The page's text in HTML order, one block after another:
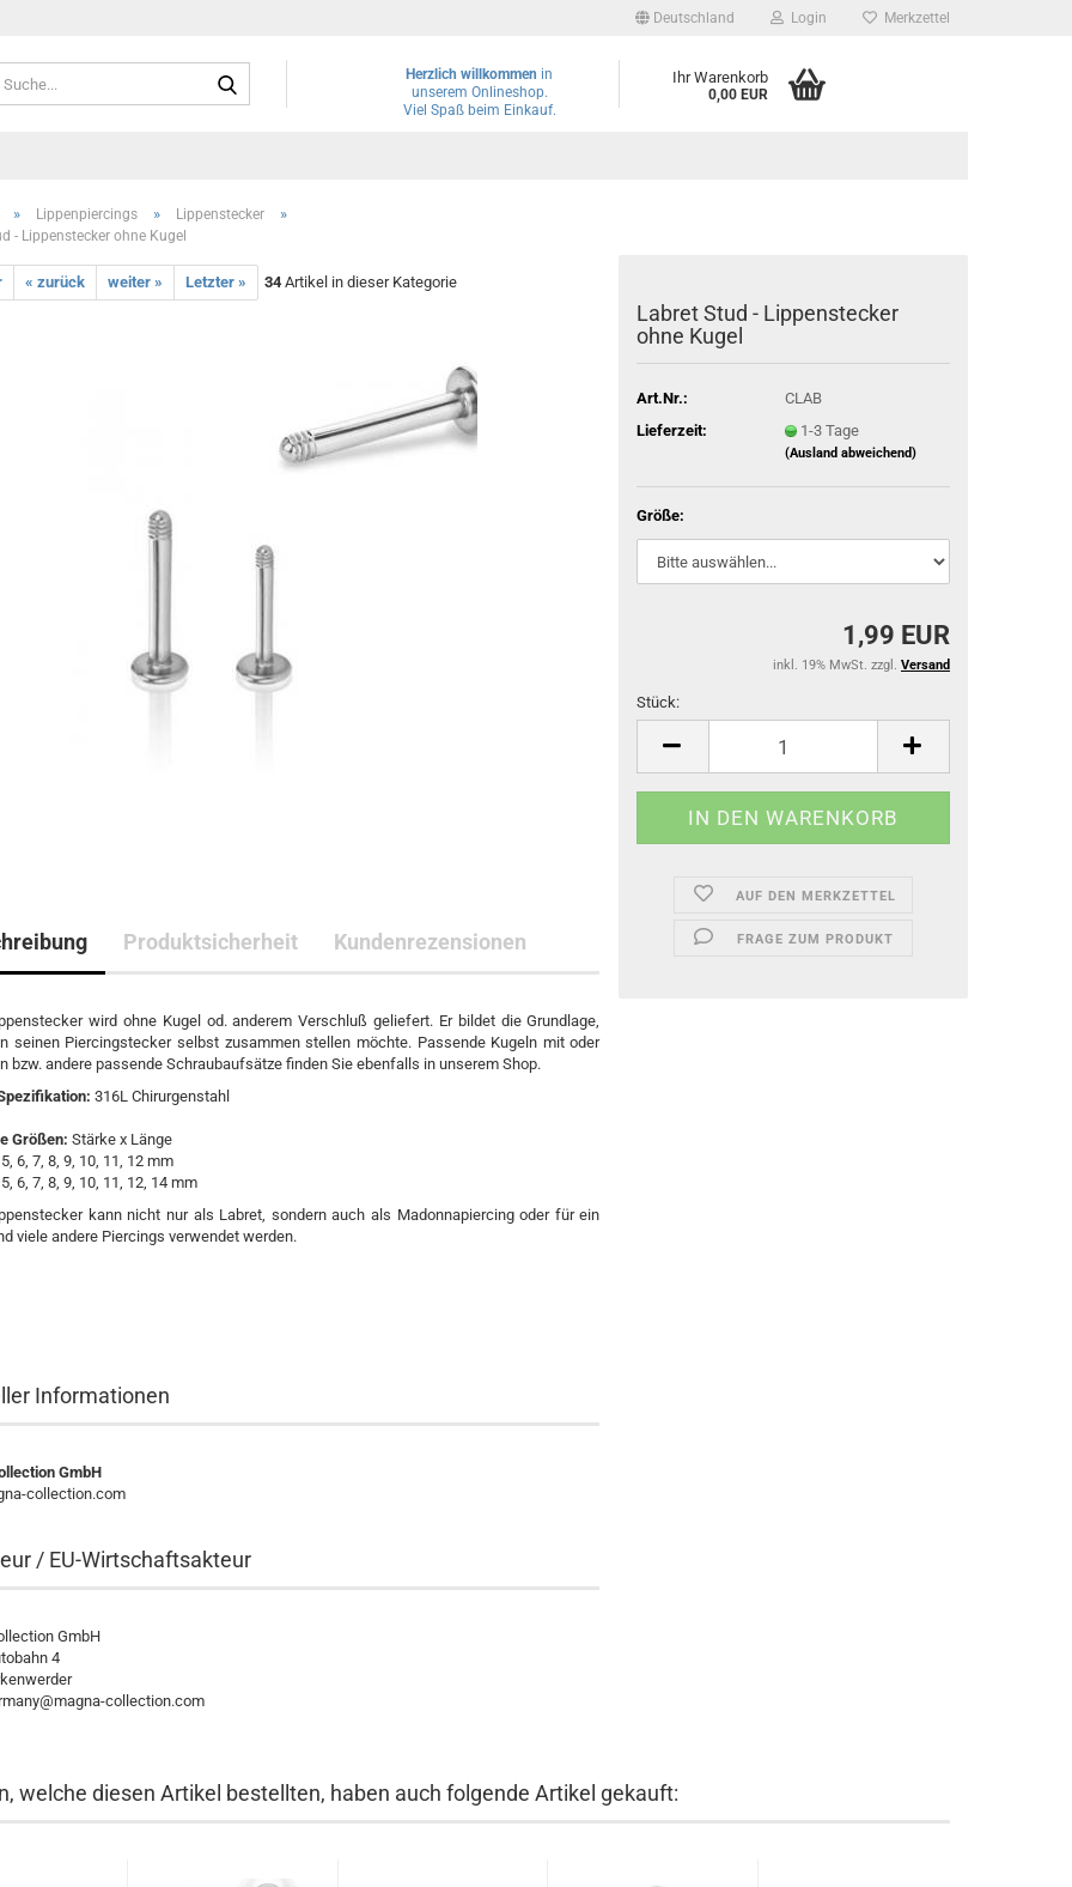
Deutschland Login Merkzettel
Herzlich willkommen in
unserem Onlineshop.
Viel Spaß beim Einkauf.
Ihr Warenkorb
0,00 EUR
» Lippenpiercings » Lippenstecker »
- Lippenstecker ohne Kugel
« zurück weiter » Letzter » 34Artikel in dieser Kategorie
Labret Stud - Lippenstecker
ohne Kugel
Art.Nr.:
CLAB
Lieferzeit:
1-3 Tage
(Ausland abweichend)
Größe:
1,99 EUR
inkl. 19% MwSt. zzgl. Versand
Stück:
Stück
AUF DEN MERKZETTEL
FRAGE ZUM PRODUKT
Produktsicherheit Kundenrezensionen
wird ohne Kugel od. anderem Verschluß geliefert. Er bildet die Grundlage,
seinen Piercingstecker selbst zusammen stellen möchte. Passende Kugeln mit oder
bzw. andere passende Schraubaufsätze finden Sie ebenfalls in unserem Shop.
316L Chirurgenstahl
Größen: Stärke x Länge
6, 7, 8, 9, 10, 11, 12 mm
6, 7, 8, 9, 10, 11, 12, 14 mm
kann nicht nur als Labret, sondern auch als Madonnapiercing oder für ein
viele andere Piercings verwendet werden.
Informationen
GmbH
collection.com
/ EU-Wirtschaftsakteur
GmbH
4
collection.com
welche diesen Artikel bestellten, haben auch folgende Artikel gekauft: